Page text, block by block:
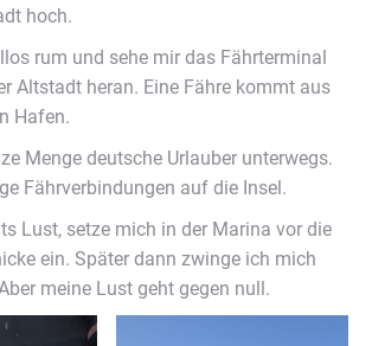
hoch.
rum und sehe mir das Fährterminal
Altstadt heran. Eine Fähre kommt aus
Hafen.
Menge deutsche Urlauber unterwegs.
Fährverbindungen auf die Insel.
Lust, setze mich in der Marina vor die
ein. Später dann zwinge ich mich
meine Lust geht gegen null.